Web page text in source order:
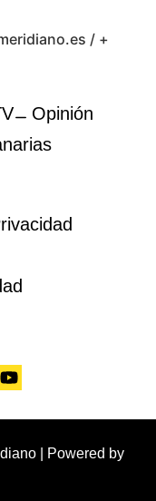
/ +
Opinión
| Powered by